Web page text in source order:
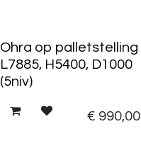
Ohra op palletstelling
L7885, H5400, D1000
(5niv)
€ 990,00